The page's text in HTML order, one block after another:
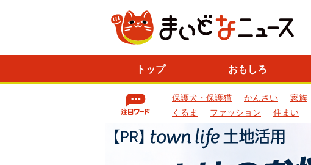
トップ おもしろ
保護犬・保護猫 かんさい 家族
くるま
ファッション 住まい